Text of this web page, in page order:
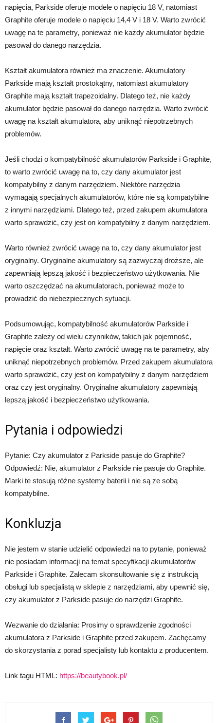
napięcia, Parkside oferuje modele o napięciu 18 V, natomiast
Graphite oferuje modele o napięciu 14,4 V i 18 V. Warto zwrócić
uwagę na te parametry, ponieważ nie każdy akumulator będzie
pasował do danego narzędzia.
Kształt akumulatora również ma znaczenie. Akumulatory
Parkside mają kształt prostokątny, natomiast akumulatory
Graphite mają kształt trapezoidalny. Dlatego też, nie każdy
akumulator będzie pasował do danego narzędzia. Warto zwrócić
uwagę na kształt akumulatora, aby uniknąć niepotrzebnych
problemów.
Jeśli chodzi o kompatybilność akumulatorów Parkside i Graphite,
to warto zwrócić uwagę na to, czy dany akumulator jest
kompatybilny z danym narzędziem. Niektóre narzędzia
wymagają specjalnych akumulatorów, które nie są kompatybilne
z innymi narzędziami. Dlatego też, przed zakupem akumulatora
warto sprawdzić, czy jest on kompatybilny z danym narzędziem.
Warto również zwrócić uwagę na to, czy dany akumulator jest
oryginalny. Oryginalne akumulatory są zazwyczaj droższe, ale
zapewniają lepszą jakość i bezpieczeństwo użytkowania. Nie
warto oszczędzać na akumulatorach, ponieważ może to
prowadzić do niebezpiecznych sytuacji.
Podsumowując, kompatybilność akumulatorów Parkside i
Graphite zależy od wielu czynników, takich jak pojemność,
napięcie oraz kształt. Warto zwrócić uwagę na te parametry, aby
uniknąć niepotrzebnych problemów. Przed zakupem akumulatora
warto sprawdzić, czy jest on kompatybilny z danym narzędziem
oraz czy jest oryginalny. Oryginalne akumulatory zapewniają
lepszą jakość i bezpieczeństwo użytkowania.
Pytania i odpowiedzi
Pytanie: Czy akumulator z Parkside pasuje do Graphite?
Odpowiedź: Nie, akumulator z Parkside nie pasuje do Graphite.
Marki te stosują różne systemy baterii i nie są ze sobą
kompatybilne.
Konkluzja
Nie jestem w stanie udzielić odpowiedzi na to pytanie, ponieważ
nie posiadam informacji na temat specyfikacji akumulatorów
Parkside i Graphite. Zalecam skonsultowanie się z instrukcją
obsługi lub specjalistą w sklepie z narzędziami, aby upewnić się,
czy akumulator z Parkside pasuje do narzędzi Graphite.
Wezwanie do działania: Prosimy o sprawdzenie zgodności
akumulatora z Parkside i Graphite przed zakupem. Zachęcamy
do skorzystania z porad specjalisty lub kontaktu z producentem.
Link tagu HTML: https://beautybook.pl/